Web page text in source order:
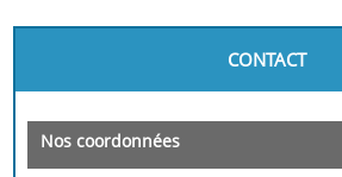
CONTACT
Nos coordonnées